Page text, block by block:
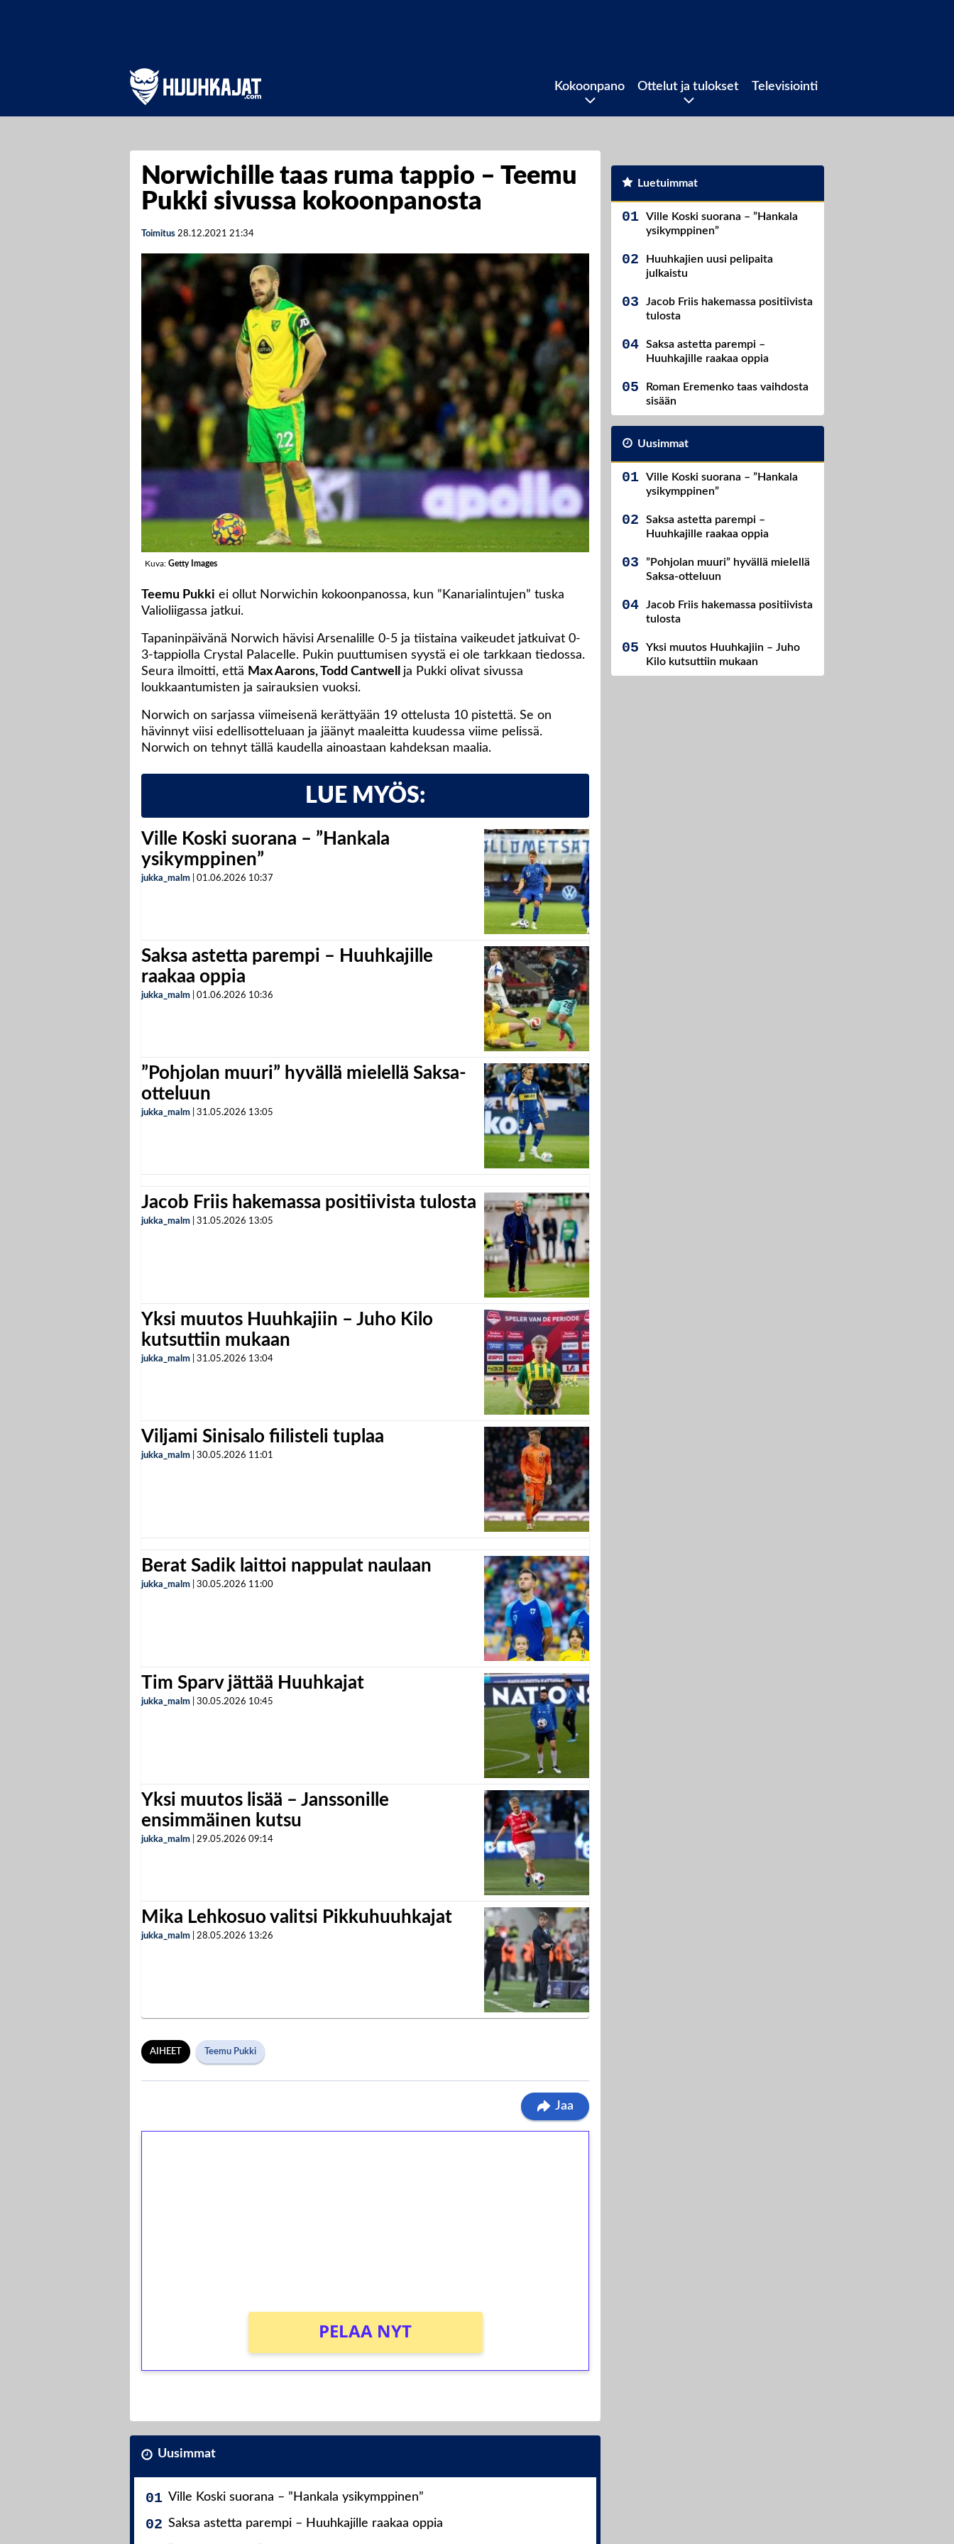
Kokoonpano Ottelut ja tulokset Televisiointi
Norwichille taas ruma tappio – Teemu
Pukki sivussa kokoonpanosta
Toimitus 28.12.2021 21:34
Kuva: Getty Images
Teemu Pukki ei ollut Norwichin kokoonpanossa, kun ”Kanarialintujen” tuska
Valioliigassa jatkui.
Tapaninpäivänä Norwich hävisi Arsenalille 0-5 ja tiistaina vaikeudet jatkuivat 0-
3-tappiolla Crystal Palacelle. Pukin puuttumisen syystä ei ole tarkkaan tiedossa.
Seura ilmoitti, että Max Aarons, Todd Cantwell ja Pukki olivat sivussa
loukkaantumisten ja sairauksien vuoksi.
Norwich on sarjassa viimeisenä kerättyään 19 ottelusta 10 pistettä. Se on
hävinnyt viisi edellisotteluaan ja jäänyt maaleitta kuudessa viime pelissä.
Norwich on tehnyt tällä kaudella ainoastaan kahdeksan maalia.
LUE MYÖS:
Ville Koski suorana – ”Hankala
ysikymppinen”
jukka_malm 01.06.2026 10:37
Saksa astetta parempi – Huuhkajille
raakaa oppia
jukka_malm 01.06.2026 10:36
”Pohjolan muuri” hyvällä mielellä Saksa-
otteluun
jukka_malm 31.05.2026 13:05
Jacob Friis hakemassa positiivista tulosta
jukka_malm 31.05.2026 13:05
Yksi muutos Huuhkajiin – Juho Kilo
kutsuttiin mukaan
jukka_malm 31.05.2026 13:04
Viljami Sinisalo fiilisteli tuplaa
jukka_malm 30.05.2026 11:01
Berat Sadik laittoi nappulat naulaan
jukka_malm 30.05.2026 11:00
Tim Sparv jättää Huuhkajat
jukka_malm 30.05.2026 10:45
Yksi muutos lisää – Janssonille
ensimmäinen kutsu
jukka_malm 29.05.2026 09:14
Mika Lehkosuo valitsi Pikkuhuuhkajat
jukka_malm 28.05.2026 13:26
AIHEET Teemu Pukki
Jaa
PELAA NYT
Uusimmat
Ville Koski suorana – ”Hankala ysikymppinen”
Saksa astetta parempi – Huuhkajille raakaa oppia
Luetuimmat
Ville Koski suorana – ”Hankala
ysikymppinen”
Huuhkajien uusi pelipaita
julkaistu
Jacob Friis hakemassa positiivista
tulosta
Saksa astetta parempi –
Huuhkajille raakaa oppia
Roman Eremenko taas vaihdosta
sisään
Uusimmat
Ville Koski suorana – ”Hankala
ysikymppinen”
Saksa astetta parempi –
Huuhkajille raakaa oppia
”Pohjolan muuri” hyvällä mielellä
Saksa-otteluun
Jacob Friis hakemassa positiivista
tulosta
Yksi muutos Huuhkajiin – Juho
Kilo kutsuttiin mukaan